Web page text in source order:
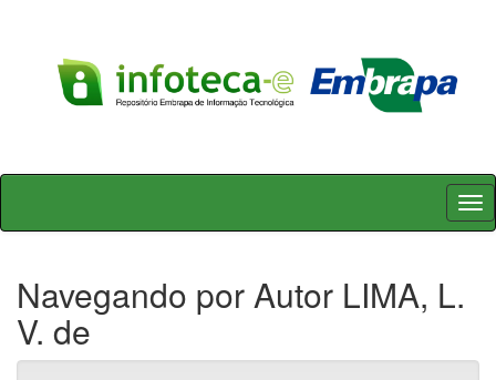
Skip
Navegando por Autor LIMA, L.
V. de